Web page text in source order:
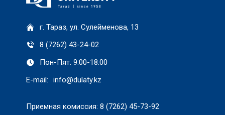
г. Тараз, ул. Сулейменова, 13
8 (7262) 43-24-02
Пон-Пят. 9.00-18.00
E-mail:
info@dulaty.kz
Приемная комиссия: 8 (7262) 45-73-92